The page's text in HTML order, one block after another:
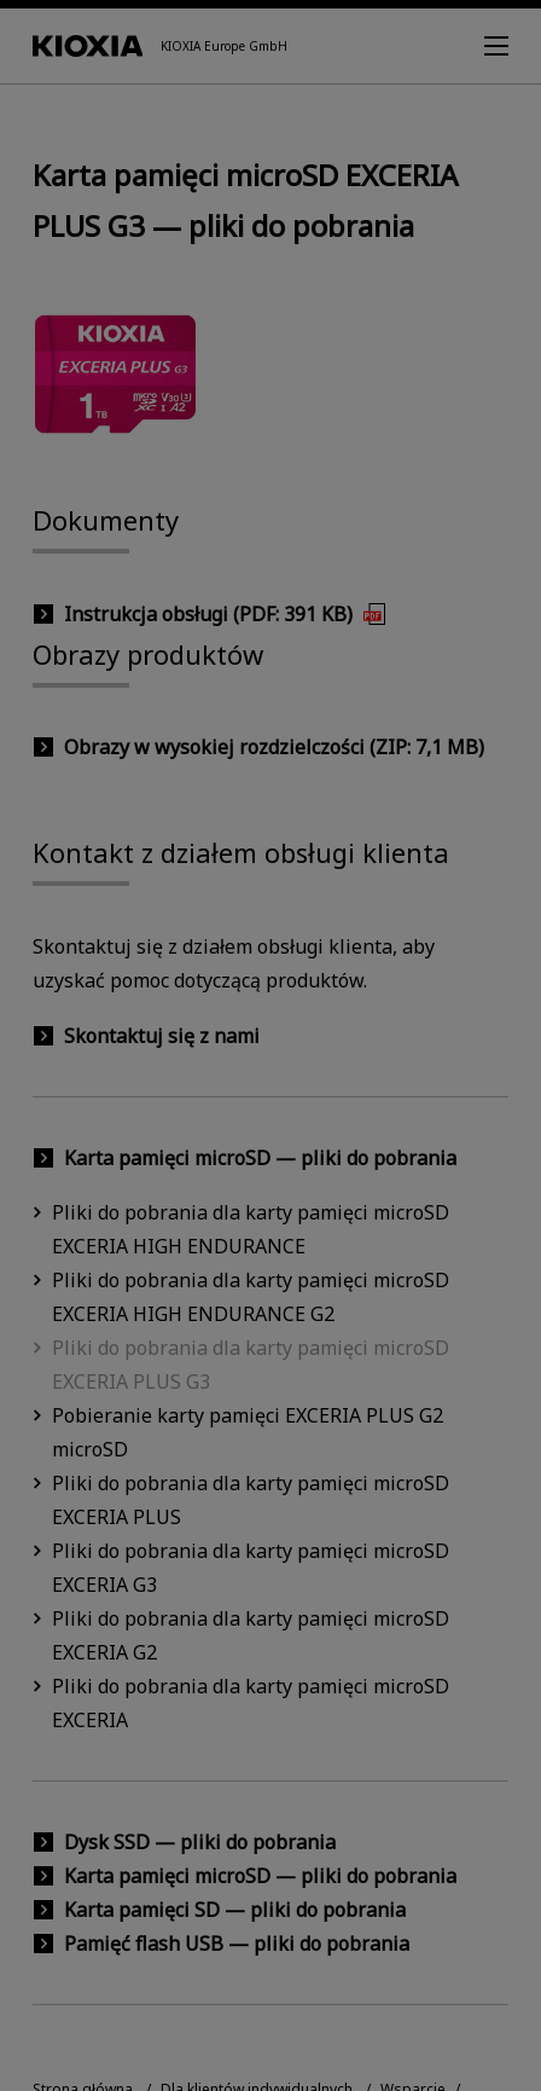
KIOXIA Europe GmbH
Karta pamięci microSD EXCERIA
PLUS G3 — pliki do pobrania
Dokumenty
Instrukcja obsługi (PDF: 391 KB)
Obrazy produktów
Obrazy w wysokiej rozdzielczości (ZIP: 7,1 MB)
Kontakt z działem obsługi klienta
Skontaktuj się z działem obsługi klienta, aby
uzyskać pomoc dotyczącą produktów.
Skontaktuj się z nami
Karta pamięci microSD — pliki do pobrania
Pliki do pobrania dla karty pamięci microSD
EXCERIA HIGH ENDURANCE
Pliki do pobrania dla karty pamięci microSD
EXCERIA HIGH ENDURANCE G2
Pliki do pobrania dla karty pamięci microSD
EXCERIA PLUS G3
Pobieranie karty pamięci EXCERIA PLUS G2
microSD
Pliki do pobrania dla karty pamięci microSD
EXCERIA PLUS
Pliki do pobrania dla karty pamięci microSD
EXCERIA G3
Pliki do pobrania dla karty pamięci microSD
EXCERIA G2
Pliki do pobrania dla karty pamięci microSD
EXCERIA
Dysk SSD — pliki do pobrania
Karta pamięci microSD — pliki do pobrania
Karta pamięci SD — pliki do pobrania
Pamięć flash USB — pliki do pobrania